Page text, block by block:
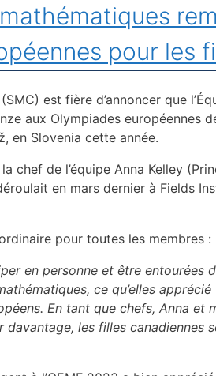
pour les
est fière d’annoncer que
aux Olympiades européennes
en Slovenia cette année.
chef de l’équipe Anna Kelley
en mars dernier à Fields
pour toutes les membres :
en personne et être entourées
ce qu’elles
En tant que chefs, Anna
les filles